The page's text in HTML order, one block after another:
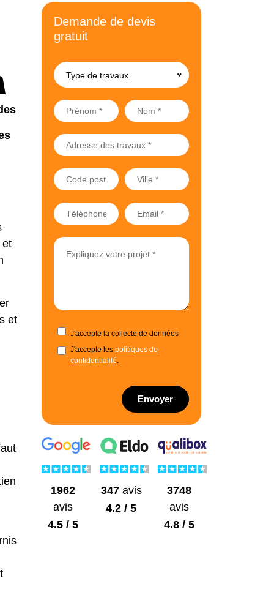
et
et
Demande de devis
gratuit
Type de travaux
J'accepte la collecte de données
J'accepte les politiques de
confidentialité.
Envoyer
1962
avis
4.5 / 5
347avis
4.2 / 5
3748
avis
4.8 / 5